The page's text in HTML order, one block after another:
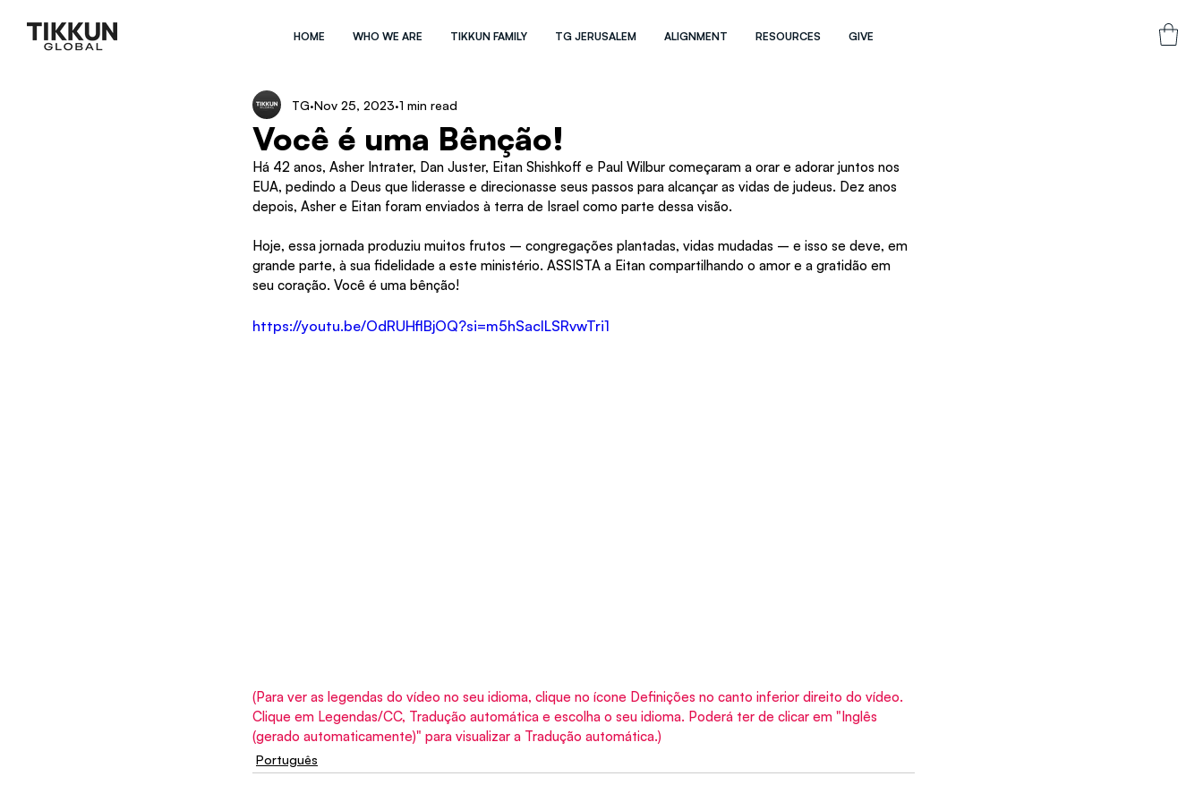
HOME WHO WE ARE TIKKUN FAMILY TG JERUSALEM ALIGNMENT RESOURCES GIVE
Você é uma Bênção!
TG Nov 25, 2023 1 min read
Há 42 anos, Asher Intrater, Dan Juster, Eitan Shishkoff e Paul Wilbur começaram a orar e adorar juntos nos
EUA, pedindo a Deus que liderasse e direcionasse seus passos para alcançar as vidas de judeus. Dez anos
depois, Asher e Eitan foram enviados à terra de Israel como parte dessa visão.
Hoje, essa jornada produziu muitos frutos – congregações plantadas, vidas mudadas – e isso se deve, em
grande parte, à sua fidelidade a este ministério. ASSISTA a Eitan compartilhando o amor e a gratidão em
seu coração. Você é uma bênção!
https://youtu.be/OdRUHflBjOQ?si=m5hSaclLSRvwTri1
(Para ver as legendas do vídeo no seu idioma, clique no ícone Definições no canto inferior direito do vídeo.
Clique em Legendas/CC, Tradução automática e escolha o seu idioma. Poderá ter de clicar em "Inglês
(gerado automaticamente)" para visualizar a Tradução automática.)
Português